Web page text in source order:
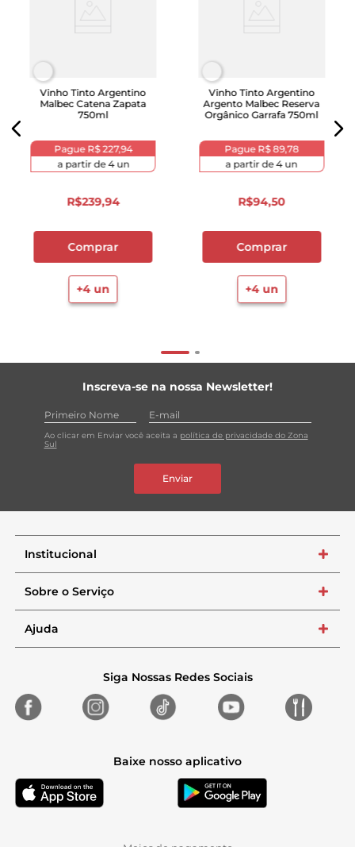
Vinho Tinto Argentino
Malbec Catena Zapata
750ml
Pague R$ 227,94
a partir de4un
R$239,94
Comprar
+4un
Vinho Tinto Argentino
Argento Malbec Reserva
Orgânico Garrafa 750ml
Pague R$ 89,78
a partir de4un
R$94,50
Comprar
+4un
Inscreva-se na nossa Newsletter!
Ao clicar em Enviar você aceita a política de privacidade do Zona
Sul
Enviar
Institucional +
Sobre o Serviço +
Ajuda +
Siga Nossas Redes Sociais
Baixe nosso aplicativo